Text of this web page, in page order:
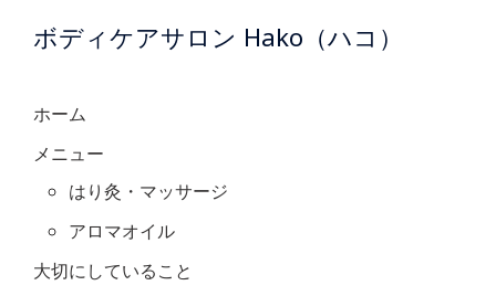
ボディケアサロン Hako（ハコ）
ホーム
メニュー
はり灸・マッサージ
アロマオイル
大切にしていること